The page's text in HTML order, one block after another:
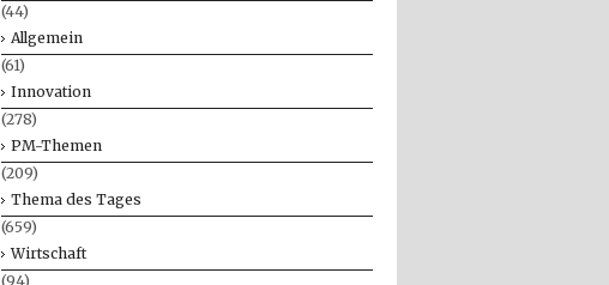
(44)
Allgemein
(61)
Innovation
(278)
PM-Themen
(209)
Thema des Tages
(659)
Wirtschaft
(94)